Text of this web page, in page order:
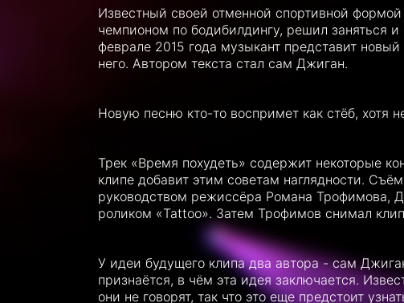
Известный своей отменной спортивной
чемпионом по бодибилдингу, решил заняться
феврале 2015 года музыкант представит
него. Автором текста стал сам Джиган.
Новую песню кто-то воспримет как стёб, хотя
Трек «Время похудеть» содержит некоторые
клипе добавит этим советам наглядности.
руководством режиссёра Романа Трофимова,
роликом «Tattoo». Затем Трофимов снимал
У идеи будущего клипа два автора - сам
признаётся, в чём эта идея заключается.
они не говорят, так что это еще предстоит